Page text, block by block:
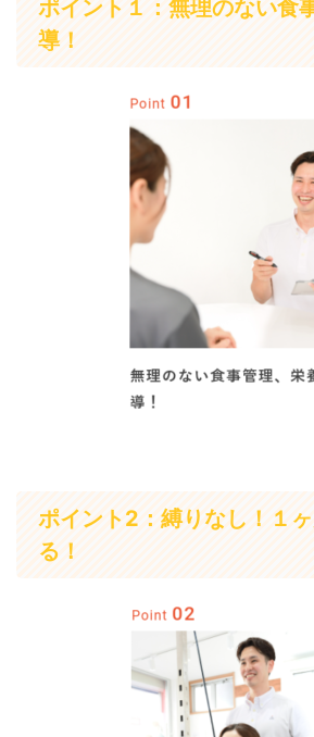
ポイント１：無理のない食
導！
ポイント2：縛りなし！１
る！